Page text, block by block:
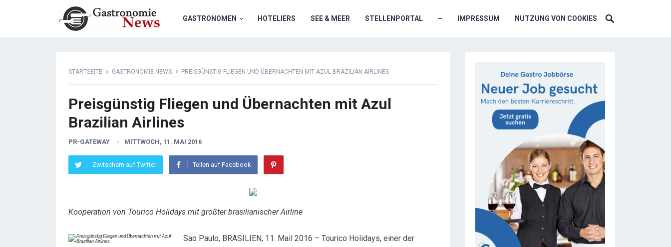
GASTRONOMEN HOTELIERS SEE & MEER STELLENPORTAL – IMPRESSUM NUTZUNG VON COOKIES
STARTSEITE GASTRONOMIE NEWS PREISGÜNSTIG FLIEGEN UND ÜBERNACHTEN MIT AZUL BRAZILIAN AIRLINES
Preisgünstig Fliegen und Übernachten mit Azul
Brazilian Airlines
PR-GATEWAY MITTWOCH, 11. MAI 2016
Zwitschern auf Twitter Teilen auf Facebook
Kooperation von Tourico Holidays mit größter brasilianischer Airline
Sao Paulo, BRASILIEN, 11. Mail 2016 – Tourico Holidays, einer der